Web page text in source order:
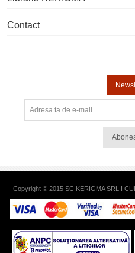
Contact
Copyright © 2015 SC KERIGMA SRL I